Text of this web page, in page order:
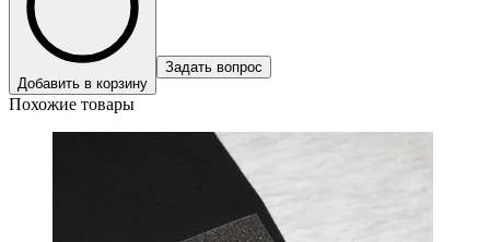
Добавить в корзину
Задать вопрос
Похожие товары